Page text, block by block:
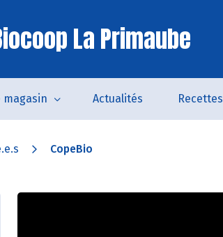
La Primaube
magasin Actualités Recettes
CopeBio